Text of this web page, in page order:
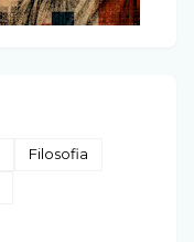
Filosofia